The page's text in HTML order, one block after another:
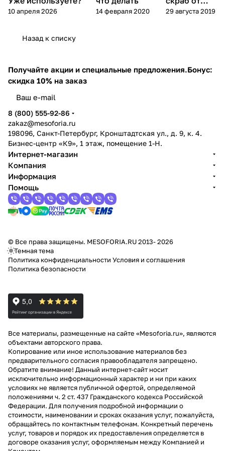
10 апреля 2026 14 февраля 2020
пилинга
29 августа 2019
Назад к списку
Получайте акции и специальные предложения.Бонус:
скидка 10% на заказ
8 (800) 555-92-86
zakaz@mesoforia.ru
198096, Санкт-Петербург, Кронштадтская ул., д. 9, к. 4.
Бизнес-центр «К9», 1 этаж, помещение 1-Н.
Интернет-магазин
Компания
Информация
Помощь
© Все права защищены. MESOFORIA.RU 2013- 2026
Темная тема
Политика конфиденциальности Условия и соглашения
Политика безопасности
Все материалы, размещенные на сайте «Mesoforia.ru», являются
объектами авторского права.
Копирование или иное использование материалов без
предварительного согласия правообладателя запрещено.
Обратите внимание! Данный интернет-сайт носит
исключительно информационный характер и ни при каких
условиях не является публичной офертой, определяемой
положениями ч. 2 ст. 437 Гражданского кодекса Российской
Федерации. Для получения подробной информации о
стоимости, наименовании и сроках оказания услуг, пожалуйста,
обращайтесь по контактным телефонам. Конкретный перечень
услуг, товаров и порядок их предоставления определяется в
договоре оказания услуг, оформляемым между Компанией и